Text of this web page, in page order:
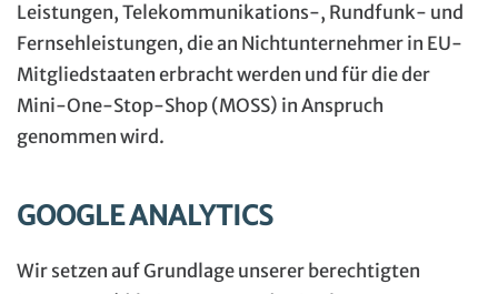
Leistungen, Telekommunikations-, Rundfunk- und
Fernsehleistungen, die an Nichtunternehmer in EU-
Mitgliedstaaten erbracht werden und für die der
Mini-One-Stop-Shop (MOSS) in Anspruch
genommen wird.
GOOGLE ANALYTICS
Wir setzen auf Grundlage unserer berechtigten